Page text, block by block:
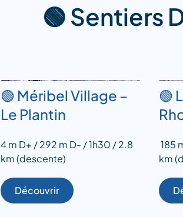
🟢 Sentiers
🟢 Méribel Village –
Le Plantin
4 m D+ / 292 m D- / 1h30 / 2.8
km (descente)
Découvrir
🟢
185
km